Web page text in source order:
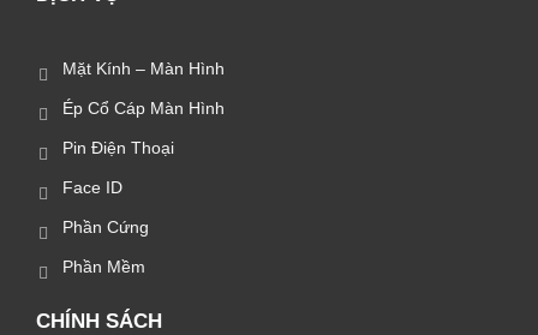
Mặt Kính – Màn Hình
Ép Cổ Cáp Màn Hình
Pin Điện Thoại
Face ID
Phần Cứng
Phần Mềm
CHÍNH SÁCH